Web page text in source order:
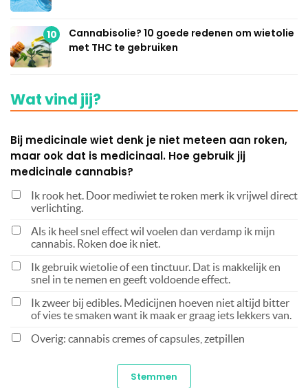
10
Cannabisolie? 10 goede redenen om wietolie
met THC te gebruiken
Wat vind jij?
Bij medicinale wiet denk je niet meteen aan roken,
maar ook dat is medicinaal. Hoe gebruik jij
medicinale cannabis?
Ik rook het. Door mediwiet te roken merk ik vrijwel direct
verlichting.
Als ik heel snel effect wil voelen dan verdamp ik mijn
cannabis. Roken doe ik niet.
Ik gebruik wietolie of een tinctuur. Dat is makkelijk en
snel in te nemen en geeft voldoende effect.
Ik zweer bij edibles. Medicijnen hoeven niet altijd bitter
of vies te smaken want ik maak er graag iets lekkers van.
Overig: cannabis cremes of capsules, zetpillen